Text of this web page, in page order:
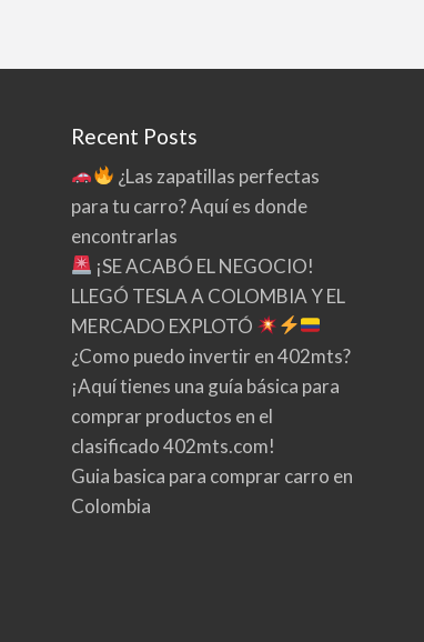
Recent Posts
¿Las zapatillas perfectas
para tu carro? Aquí es donde
encontrarlas
¡SE ACABÓ EL NEGOCIO!
LLEGÓ TESLA A COLOMBIA Y EL
MERCADO EXPLOTÓ
¿Como puedo invertir en 402mts?
¡Aquí tienes una guía básica para
comprar productos en el
clasificado 402mts.com!
Guia basica para comprar carro en
Colombia